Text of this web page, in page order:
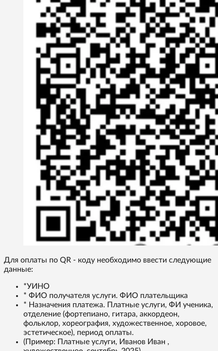
Для оплаты по QR - коду необходимо ввести следующие
данные:
*УИНО
* ФИО получателя услуги. ФИО плательщика
* Назначения платежа. Платные услуги, ФИ ученика,
отделение (фортепиано, гитара, аккордеон,
фольклор, хореография, художественное, хоровое,
эстетическое), период оплаты.
(Пример: Платные услуги, Иванов Иван ,